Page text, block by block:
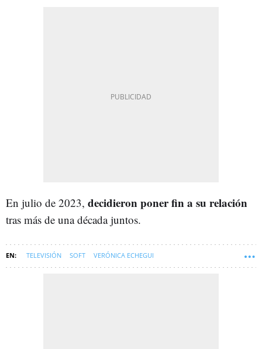
En julio de 2023, decidieron poner fin a su relación
tras más de una década juntos.
TELEVISIÓN SOFT VERÓNICA ECHEGUI